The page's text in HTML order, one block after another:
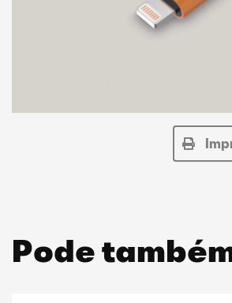
Pode